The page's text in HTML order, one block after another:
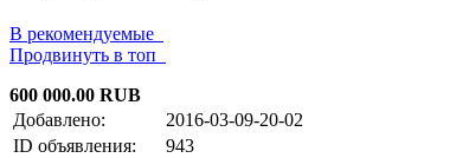
В рекомендуемые
Продвинуть в топ
600 000.00 RUB
Добавлено:
2016-03-09-20-02
ID объявления:
943